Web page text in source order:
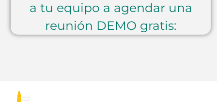
a tu equipo a agendar una
reunión DEMO gratis: